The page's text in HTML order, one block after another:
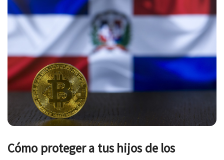
Cómo proteger a tus hijos de los